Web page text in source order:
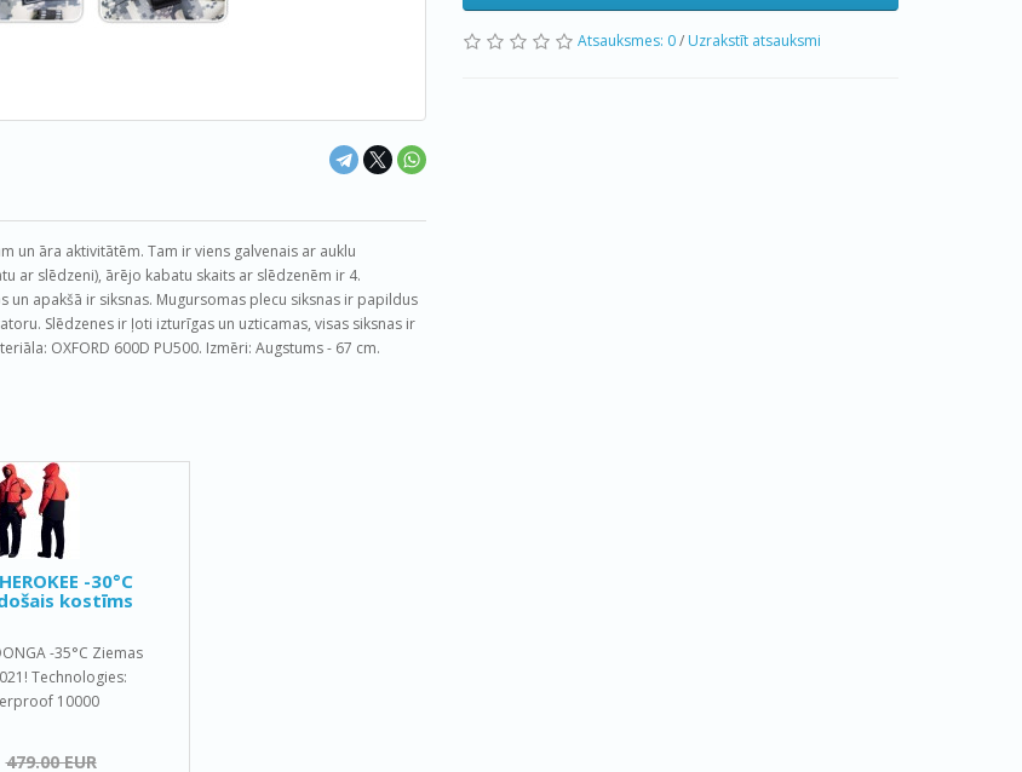
un āra aktivitātēm. Tam ir viens galvenais ar auklu
ar slēdzeni), ārējo kabatu skaits ar slēdzenēm ir 4.
apakšā ir siksnas. Mugursomas plecu siksnas ir papildus
Slēdzenes ir ļoti izturīgas un uzticamas, visas siksnas ir
OXFORD 600D PU500. Izmēri: Augstums - 67 cm.
Atsauksmes: 0/ Uzrakstīt atsauksmi
-30°C
kostīms
-35°C Ziemas
Technologies:
10000
479.00 EUR